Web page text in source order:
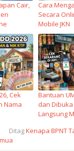
Cair,
Cara
Secara
Mobile JKN
Cek
Nama
Bantuan
dan Dibuka
Langsung
DitagKenapa BPNT